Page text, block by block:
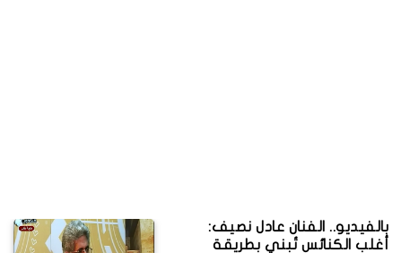
بالفيديو.. الفنان عادل نصيف:
أغلب الكنائس تُبني بطريقة